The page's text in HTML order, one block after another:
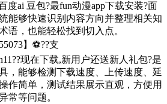
度ai 豆包?最fun动漫app下载安装?面
能够快速识别内容方向并整理相关知
语，也能轻松找到切入点。
】⚽??支
现在下载,新用户还送新人礼包?是
，能够检测下载速度、上传速度、延
作简单，测试结果展示直观，方便用
常等问题。